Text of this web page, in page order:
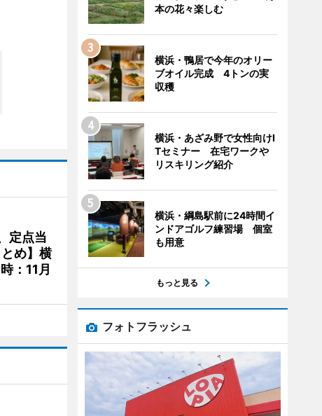
定点当
め】横
：11月
本の花々楽しむ
横浜・鴨居で今年のオリー
ブオイル完成 4トンの実
収穫
横浜・あざみ野で女性向けI
Tセミナー 在宅ワークや
リスキリング紹介
横浜・綱島駅前に24時間イ
ンドアゴルフ練習場 個室
も用意
もっと見る
フォトフラッシュ